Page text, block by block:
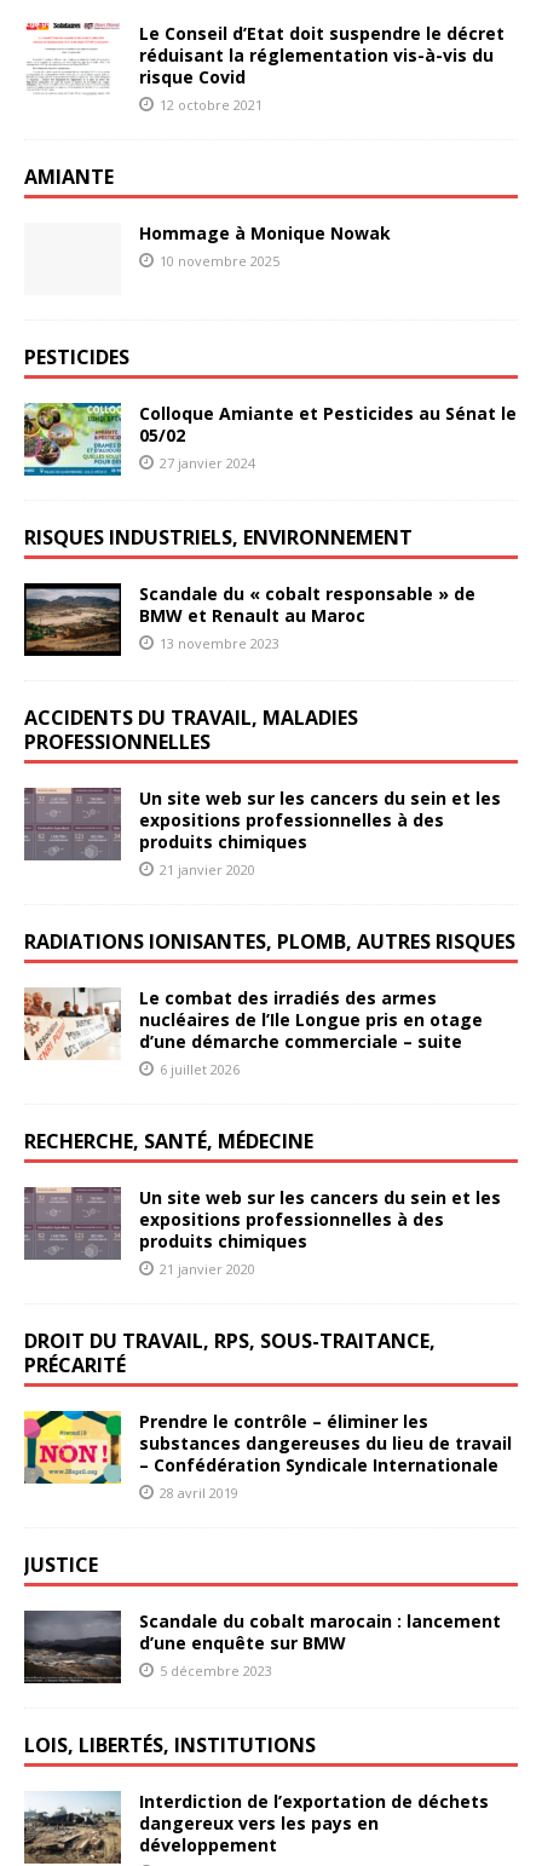
Le Conseil d’Etat doit suspendre le décret
réduisant la réglementation vis-à-vis du
risque Covid
12 octobre 2021
AMIANTE
Hommage à Monique Nowak
10 novembre 2025
PESTICIDES
Colloque Amiante et Pesticides au Sénat le
05/02
27 janvier 2024
RISQUES INDUSTRIELS, ENVIRONNEMENT
Scandale du « cobalt responsable » de
BMW et Renault au Maroc
13 novembre 2023
ACCIDENTS DU TRAVAIL, MALADIES
PROFESSIONNELLES
Un site web sur les cancers du sein et les
expositions professionnelles à des
produits chimiques
21 janvier 2020
RADIATIONS IONISANTES, PLOMB, AUTRES RISQUES
Le combat des irradiés des armes
nucléaires de l’Ile Longue pris en otage
d’une démarche commerciale – suite
6 juillet 2026
RECHERCHE, SANTÉ, MÉDECINE
Un site web sur les cancers du sein et les
expositions professionnelles à des
produits chimiques
21 janvier 2020
DROIT DU TRAVAIL, RPS, SOUS-TRAITANCE,
PRÉCARITÉ
Prendre le contrôle – éliminer les
substances dangereuses du lieu de travail
– Confédération Syndicale Internationale
28 avril 2019
JUSTICE
Scandale du cobalt marocain : lancement
d’une enquête sur BMW
5 décembre 2023
LOIS, LIBERTÉS, INSTITUTIONS
Interdiction de l’exportation de déchets
dangereux vers les pays en
développement